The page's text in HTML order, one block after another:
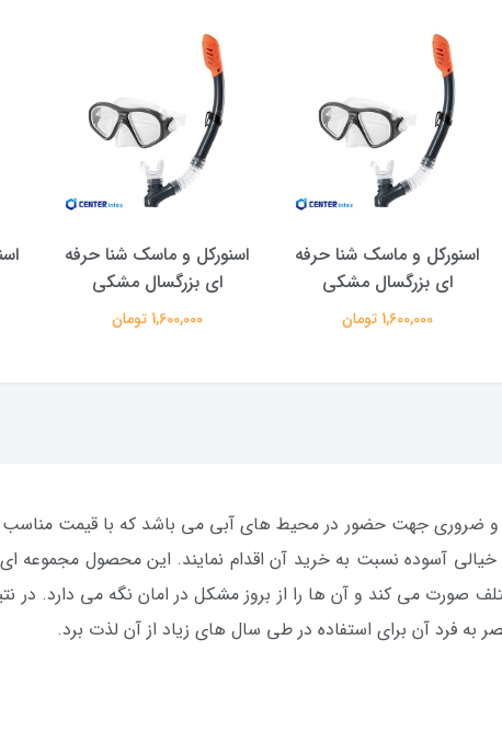
اسنورکل و ماسک شنا حرفه
ای بزرگسال مشکی
1,600,000 تومان
اسنورکل و ماسک شنا حرفه
ای بزرگسال مشکی
1,600,000 تومان
ضروری جهت حضور در محیط های آبی می باشد که با قیمت مناسب
آسوده نسبت به خرید آن اقدام نمایند. این محصول مجموعه
می کند و آن ها را از بروز مشکل در امان نگه می دارد. در
فرد آن برای استفاده در طی سال های زیاد از آن لذت برد.